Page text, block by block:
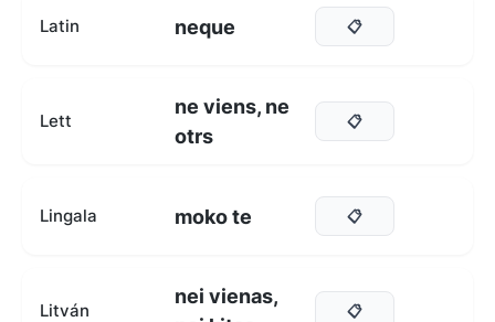
Latin neque 📋
Lett
ne viens, ne
otrs
📋
Lingala moko te 📋
Litván
nei vienas,
📋